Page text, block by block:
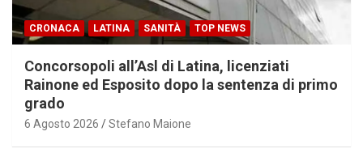
CRONACA LATINA SANITÀ TOP NEWS
Concorsopoli all’Asl di Latina, licenziati
Rainone ed Esposito dopo la sentenza di primo
grado
6 Agosto 2026 Stefano Maione